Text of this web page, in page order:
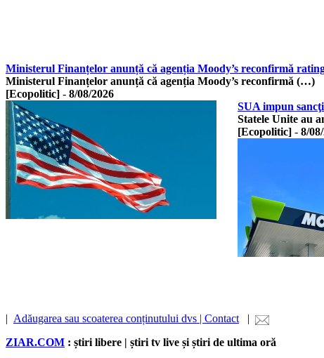
Ministerul Finanțelor anunță că agenția Moody’s reconfirmă
Ministerul Finanțelor anunță că agenția Moody’s reconfirmă (…)
[Ecopolitic] - 8/08/2026
SUA impun
Statele Unite au
[Ecopolitic] - 8/
| Adăugarea sau scoaterea conținutului dvs | Contact |
ZIAR.COM : știri libere | știri tv live și știri de ultima oră